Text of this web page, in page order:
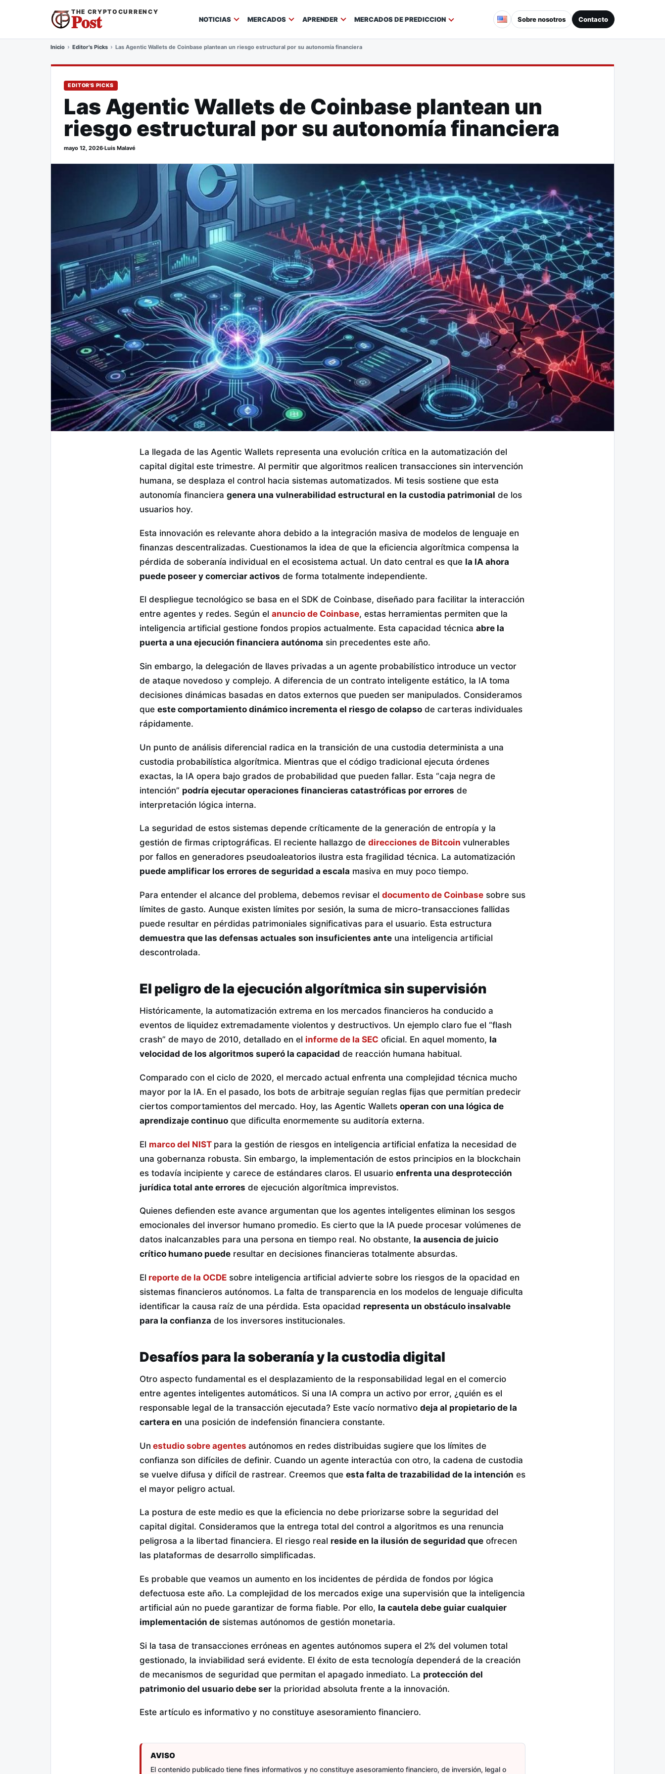
THE CRYPTOCURRENCY
Post NOTICIAS MERCADOS APRENDER MERCADOS DE PREDICCION Sobre nosotros Contacto
Inicio Editor's Picks Las Agentic Wallets de Coinbase plantean un riesgo estructural por su autonomía financiera
EDITOR'S PICKS
Las Agentic Wallets de Coinbase plantean un
riesgo estructural por su autonomía financiera
mayo 12, 2026·Luis Malavé
La llegada de las Agentic Wallets representa una evolución crítica en la automatización del
capital digital este trimestre. Al permitir que algoritmos realicen transacciones sin intervención
humana, se desplaza el control hacia sistemas automatizados. Mi tesis sostiene que esta
autonomía financiera genera una vulnerabilidad estructural en la custodia patrimonial de los
usuarios hoy.
Esta innovación es relevante ahora debido a la integración masiva de modelos de lenguaje en
finanzas descentralizadas. Cuestionamos la idea de que la eficiencia algorítmica compensa la
pérdida de soberanía individual en el ecosistema actual. Un dato central es que la IA ahora
puede poseer y comerciar activos de forma totalmente independiente.
El despliegue tecnológico se basa en el SDK de Coinbase, diseñado para facilitar la interacción
entre agentes y redes. Según el anuncio de Coinbase, estas herramientas permiten que la
inteligencia artificial gestione fondos propios actualmente. Esta capacidad técnica abre la
puerta a una ejecución financiera autónoma sin precedentes este año.
Sin embargo, la delegación de llaves privadas a un agente probabilístico introduce un vector
de ataque novedoso y complejo. A diferencia de un contrato inteligente estático, la IA toma
decisiones dinámicas basadas en datos externos que pueden ser manipulados. Consideramos
que este comportamiento dinámico incrementa el riesgo de colapso de carteras individuales
rápidamente.
Un punto de análisis diferencial radica en la transición de una custodia determinista a una
custodia probabilística algorítmica. Mientras que el código tradicional ejecuta órdenes
exactas, la IA opera bajo grados de probabilidad que pueden fallar. Esta “caja negra de
intención” podría ejecutar operaciones financieras catastróficas por errores de
interpretación lógica interna.
La seguridad de estos sistemas depende críticamente de la generación de entropía y la
gestión de firmas criptográficas. El reciente hallazgo de direcciones de Bitcoin vulnerables
por fallos en generadores pseudoaleatorios ilustra esta fragilidad técnica. La automatización
puede amplificar los errores de seguridad a escala masiva en muy poco tiempo.
Para entender el alcance del problema, debemos revisar el documento de Coinbase sobre sus
límites de gasto. Aunque existen límites por sesión, la suma de micro-transacciones fallidas
puede resultar en pérdidas patrimoniales significativas para el usuario. Esta estructura
demuestra que las defensas actuales son insuficientes ante una inteligencia artificial
descontrolada.
El peligro de la ejecución algorítmica sin supervisión
Históricamente, la automatización extrema en los mercados financieros ha conducido a
eventos de liquidez extremadamente violentos y destructivos. Un ejemplo claro fue el “flash
crash” de mayo de 2010, detallado en el informe de la SEC oficial. En aquel momento, la
velocidad de los algoritmos superó la capacidad de reacción humana habitual.
Comparado con el ciclo de 2020, el mercado actual enfrenta una complejidad técnica mucho
mayor por la IA. En el pasado, los bots de arbitraje seguían reglas fijas que permitían predecir
ciertos comportamientos del mercado. Hoy, las Agentic Wallets operan con una lógica de
aprendizaje continuo que dificulta enormemente su auditoría externa.
El marco del NIST para la gestión de riesgos en inteligencia artificial enfatiza la necesidad de
una gobernanza robusta. Sin embargo, la implementación de estos principios en la blockchain
es todavía incipiente y carece de estándares claros. El usuario enfrenta una desprotección
jurídica total ante errores de ejecución algorítmica imprevistos.
Quienes defienden este avance argumentan que los agentes inteligentes eliminan los sesgos
emocionales del inversor humano promedio. Es cierto que la IA puede procesar volúmenes de
datos inalcanzables para una persona en tiempo real. No obstante, la ausencia de juicio
crítico humano puede resultar en decisiones financieras totalmente absurdas.
El reporte de la OCDE sobre inteligencia artificial advierte sobre los riesgos de la opacidad en
sistemas financieros autónomos. La falta de transparencia en los modelos de lenguaje dificulta
identificar la causa raíz de una pérdida. Esta opacidad representa un obstáculo insalvable
para la confianza de los inversores institucionales.
Desafíos para la soberanía y la custodia digital
Otro aspecto fundamental es el desplazamiento de la responsabilidad legal en el comercio
entre agentes inteligentes automáticos. Si una IA compra un activo por error, ¿quién es el
responsable legal de la transacción ejecutada? Este vacío normativo deja al propietario de la
cartera en una posición de indefensión financiera constante.
Un estudio sobre agentes autónomos en redes distribuidas sugiere que los límites de
confianza son difíciles de definir. Cuando un agente interactúa con otro, la cadena de custodia
se vuelve difusa y difícil de rastrear. Creemos que esta falta de trazabilidad de la intención es
el mayor peligro actual.
La postura de este medio es que la eficiencia no debe priorizarse sobre la seguridad del
capital digital. Consideramos que la entrega total del control a algoritmos es una renuncia
peligrosa a la libertad financiera. El riesgo real reside en la ilusión de seguridad que ofrecen
las plataformas de desarrollo simplificadas.
Es probable que veamos un aumento en los incidentes de pérdida de fondos por lógica
defectuosa este año. La complejidad de los mercados exige una supervisión que la inteligencia
artificial aún no puede garantizar de forma fiable. Por ello, la cautela debe guiar cualquier
implementación de sistemas autónomos de gestión monetaria.
Si la tasa de transacciones erróneas en agentes autónomos supera el 2% del volumen total
gestionado, la inviabilidad será evidente. El éxito de esta tecnología dependerá de la creación
de mecanismos de seguridad que permitan el apagado inmediato. La protección del
patrimonio del usuario debe ser la prioridad absoluta frente a la innovación.
Este artículo es informativo y no constituye asesoramiento financiero.
AVISO
El contenido publicado tiene fines informativos y no constituye asesoramiento financiero, de inversión, legal o